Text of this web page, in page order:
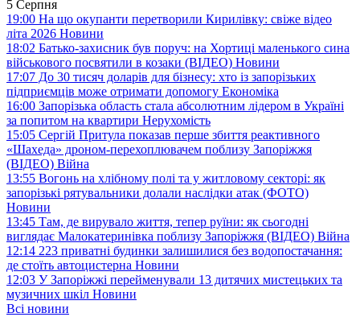
5 Серпня
19:00 На що окупанти перетворили Кирилівку: свіже відео
літа 2026 Новини
18:02 Батько-захисник був поруч: на Хортиці маленького сина
військового посвятили в козаки (ВІДЕО) Новини
17:07 До 30 тисяч доларів для бізнесу: хто із запорізьких
підприємців може отримати допомогу Економіка
16:00 Запорізька область стала абсолютним лідером в Україні
за попитом на квартири Нерухомість
15:05 Сергій Притула показав перше збиття реактивного
«Шахеда» дроном-перехоплювачем поблизу Запоріжжя
(ВІДЕО) Війна
13:55 Вогонь на хлібному полі та у житловому секторі: як
запорізькі рятувальники долали наслідки атак (ФОТО)
Новини
13:45 Там, де вирувало життя, тепер руїни: як сьогодні
виглядає Малокатеринівка поблизу Запоріжжя (ВІДЕО) Війна
12:14 223 приватні будинки залишилися без водопостачання:
де стоїть автоцистерна Новини
12:03 У Запоріжжі перейменували 13 дитячих мистецьких та
музичних шкіл Новини
Всі новини